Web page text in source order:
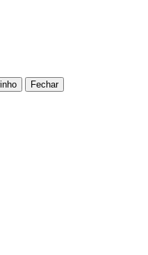
Fechar